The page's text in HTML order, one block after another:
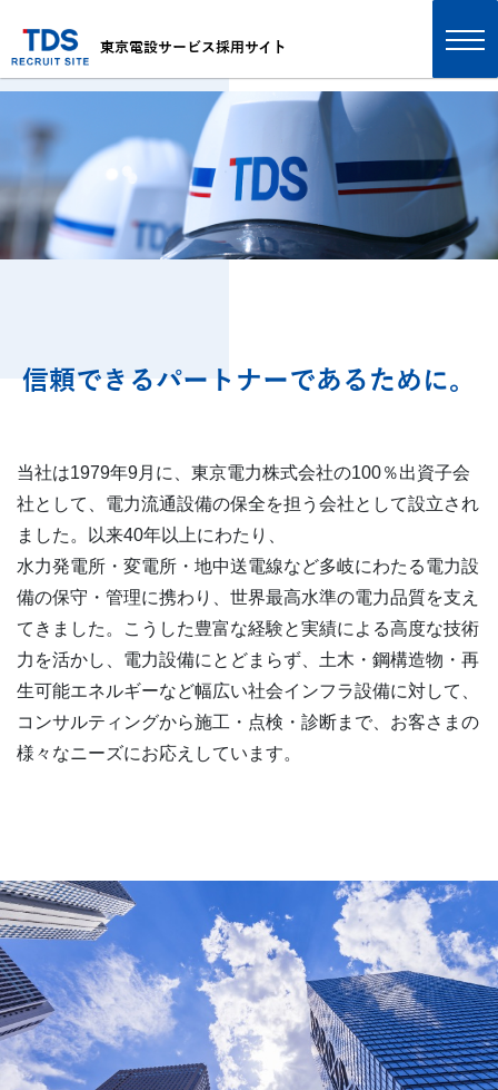
東京電設サービス採用サイト
私たちについて
信頼できるパートナーであるために。
当社は1979年9月に、東京電力株式会社の100％出資子会
社として、電力流通設備の保全を担う会社として設立され
ました。以来40年以上にわたり、
水力発電所・変電所・地中送電線など多岐にわたる電力設
備の保守・管理に携わり、世界最高水準の電力品質を支え
てきました。こうした豊富な経験と実績による高度な技術
力を活かし、電力設備にとどまらず、土木・鋼構造物・再
生可能エネルギーなど幅広い社会インフラ設備に対して、
コンサルティングから施工・点検・診断まで、お客さまの
様々なニーズにお応えしています。